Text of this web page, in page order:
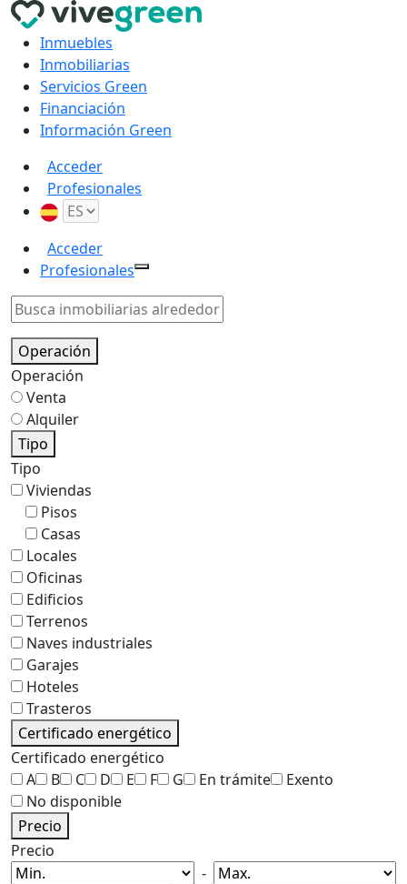
Inmuebles
Inmobiliarias
Servicios Green
Financiación
Información Green
Acceder
Profesionales
Acceder
Profesionales
Operación
Operación
Venta
Alquiler
Tipo
Tipo
Viviendas
Pisos
Casas
Locales
Oficinas
Edificios
Terrenos
Naves industriales
Garajes
Hoteles
Trasteros
Certificado energético
Certificado energético
A
B C D E F G En trámite
Exento
No disponible
Precio
Precio
-